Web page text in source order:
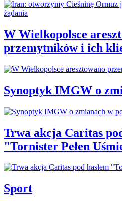
W Wielkopolsce
przemytników i ich
Synoptyk IMGW o
Trwa akcja Caritas
"Tornister Pełen
Sport